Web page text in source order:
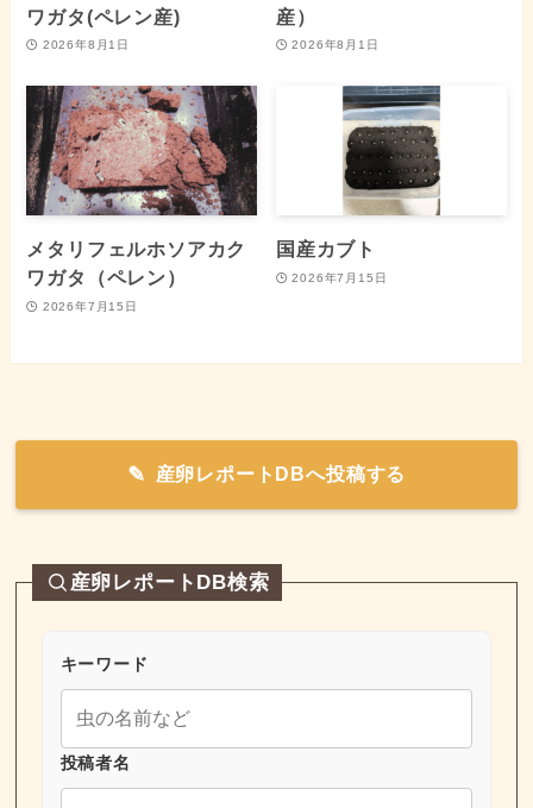
ワガタ(ペレン産)
2026年8月1日
産）
2026年8月1日
メタリフェルホソアカク
ワガタ（ペレン）
2026年7月15日
国産カブト
2026年7月15日
産卵レポートDBへ投稿する
産卵レポートDB検索
キーワード
投稿者名